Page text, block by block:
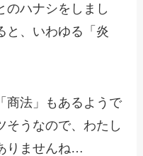
のハナシをしまし
と、いわゆる「炎
商法」もあるようで
そうなので、わたし
りませんね…